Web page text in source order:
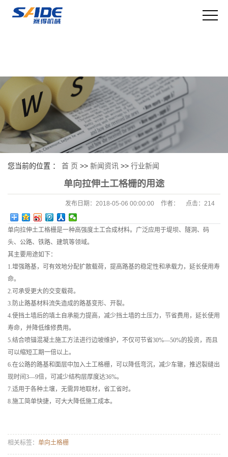
您当前的位置 ： 首 页 >> 新闻资讯 >> 行业新闻
单向拉伸土工格栅的用途
发布日期： 2018-05-06 00:00:00 作者： 点击： 214
单向拉伸土工格栅是一种高强度土工合成材料。广泛应用于堤坝、隧洞、码
头、公路、铁路、建筑等领域。
其主要用途如下：
1.增强路基，可有效地分配扩散载荷，提高路基的稳定性和承载力，延长使用寿
命。
2.可承受更大的交变载荷。
3.防止路基材料流失造成的路基变形、开裂。
4.使挡土墙后的填土自承能力提高，减少挡土墙的土压力，节省费用，延长使用
寿命，并降低维修费用。
5.结合喷锚混凝土施工方法进行边坡维护，不仅可节省30%—50%的投资，而且
可以缩短工期一倍以上。
6.在公路的路基和面层中加入土工格栅，可以降低弯沉，减少车辙，推迟裂缝出
现时间3—9倍，可减少结构层厚度达36%。
7.适用于各种土壤，无需异地取材，省工省时。
8.施工简单快捷，可大大降低施工成本。
相关标签： 单向土格栅